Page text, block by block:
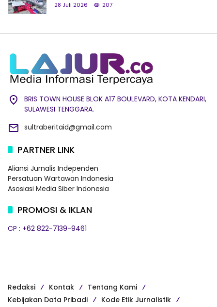
28 Juli 2026 207
BRIS TOWN HOUSE BLOK A17 BOULEVARD, KOTA KENDARI,
SULAWESI TENGGARA.
sultraberitaid@gmail.com
PARTNER LINK
Aliansi Jurnalis Independen
Persatuan Wartawan Indonesia
Asosiasi Media Siber Indonesia
PROMOSI & IKLAN
CP : +62 822-7139-9461
Redaksi Kontak
Tentang Kami
Kebijakan Data Pribadi
Kode Etik Jurnalistik